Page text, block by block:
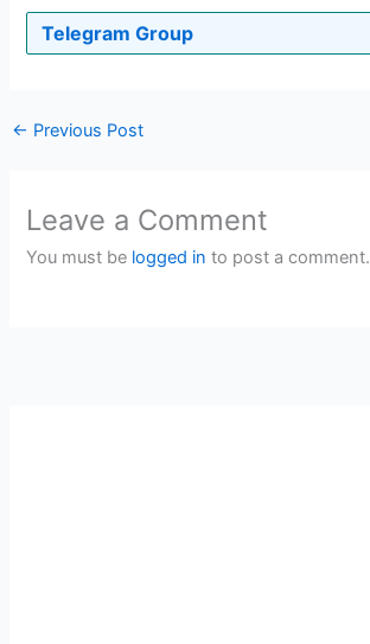
Telegram Group
← Previous Post
Leave a Comment
You must be logged in to post a comment.